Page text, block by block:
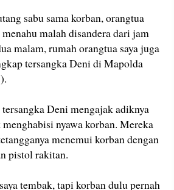
sabu sama korban, orangtua
malah disandera dari jam
malam, rumah orangtua saya juga
tersangka Deni di Mapolda
Deni mengajak adiknya
nyawa korban. Mereka
menemui korban dengan
pistol rakitan.
tembak, tapi korban dulu pernah